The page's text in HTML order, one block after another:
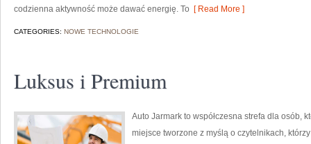
codzienna aktywność może dawać energię. To [ Read More ]
CATEGORIES: NOWE TECHNOLOGIE
Luksus i Premium
Auto Jarmark to współczesna strefa dla osób,
miejsce tworzone z myślą o czytelnikach,